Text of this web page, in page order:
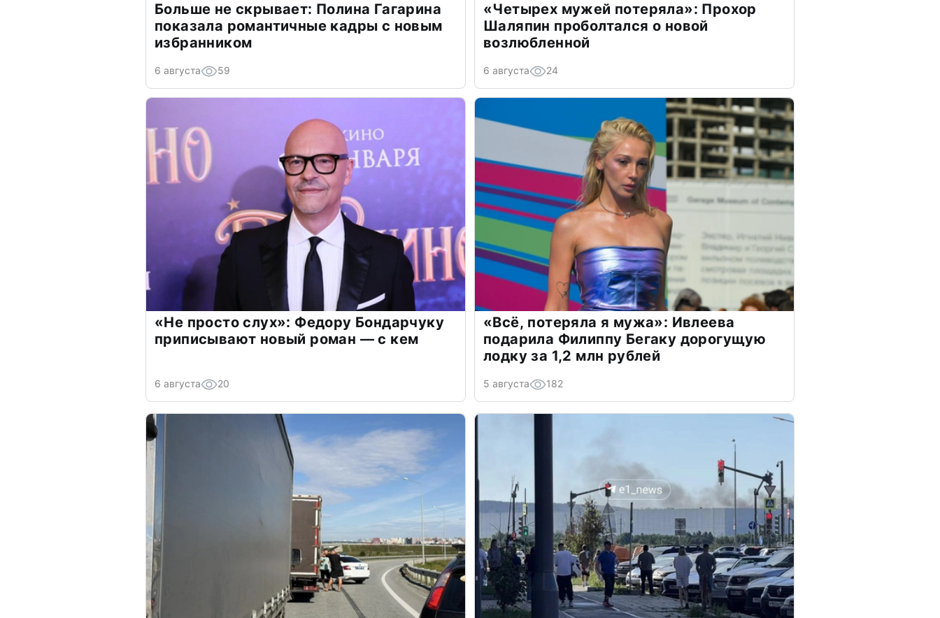
Больше не скрывает: Полина Гагарина
показала романтичные кадры с новым
избранником
6 августа 59
«Четырех мужей потеряла»: Прохор
Шаляпин проболтался о новой
возлюбленной
6 августа 24
«Не просто слух»: Федору Бондарчуку
приписывают новый роман — с кем
6 августа 20
«Всё, потеряла я мужа»: Ивлеева
подарила Филиппу Бегаку дорогущую
лодку за 1,2 млн рублей
5 августа 182